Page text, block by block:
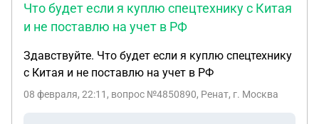
Что будет если я куплю спецтехнику с Китая
и не поставлю на учет в РФ
Здавствуйте. Что будет если я куплю спецтехнику
с Китая и не поставлю на учет в РФ
08 февраля, 22:11 , вопрос №4850890, Ренат, г. Москва